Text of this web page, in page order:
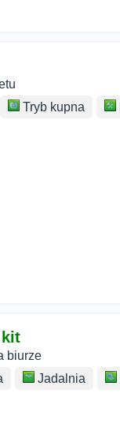
Tryb kupna
kit
biurze
Jadalnia